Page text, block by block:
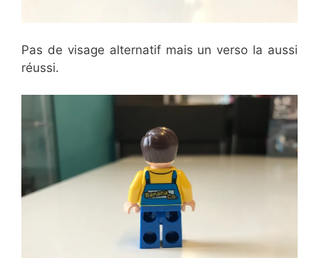
Pas de visage alternatif mais un verso la aussi
réussi.